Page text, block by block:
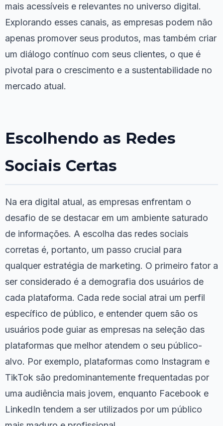
mais acessíveis e relevantes no universo digital.
Explorando esses canais, as empresas podem não
apenas promover seus produtos, mas também criar
um diálogo contínuo com seus clientes, o que é
pivotal para o crescimento e a sustentabilidade no
mercado atual.
Escolhendo as Redes
Sociais Certas
Na era digital atual, as empresas enfrentam o
desafio de se destacar em um ambiente saturado
de informações. A escolha das redes sociais
corretas é, portanto, um passo crucial para
qualquer estratégia de marketing. O primeiro fator a
ser considerado é a demografia dos usuários de
cada plataforma. Cada rede social atrai um perfil
específico de público, e entender quem são os
usuários pode guiar as empresas na seleção das
plataformas que melhor atendem o seu público-
alvo. Por exemplo, plataformas como Instagram e
TikTok são predominantemente frequentadas por
uma audiência mais jovem, enquanto Facebook e
LinkedIn tendem a ser utilizados por um público